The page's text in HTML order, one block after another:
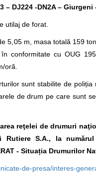
– DJ224 -DN2A –
utilaj de forat.
5,05 m, masa totală 159
conformitate cu OUG
oră.
sunt stabilite de
de drum pe care sunt
reţelei de drumuri
Rutiere S.A., la
- Situația Drumurilor
de-presa/interes-